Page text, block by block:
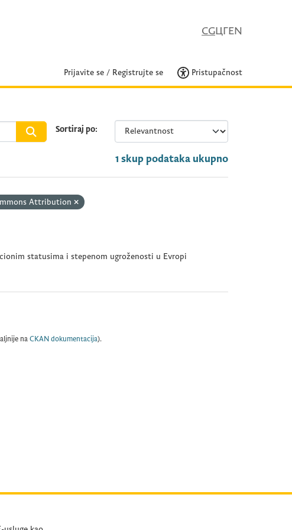
CGЦГEN
Prijavite se / Registrujte se Pristupačnost
Sortiraj po
1 skup podataka ukupno
Attribution
statusima i stepenom ugroženosti u Evropi
naCKAN dokumentacija).